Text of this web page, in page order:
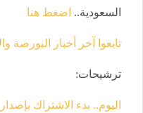
السعودية.. اضغط هنا
تابعوا آخر أخبار البورصة
ترشيحات:
اليوم.. بدء الاشتراك